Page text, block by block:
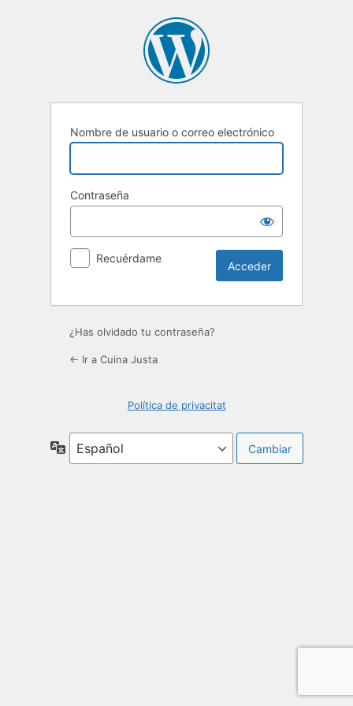
Nombre de usuario o correo electrónico
Contraseña
Recuérdame
¿Has olvidado tu contraseña?
← Ir a Cuina Justa
Política de privacitat
Idioma